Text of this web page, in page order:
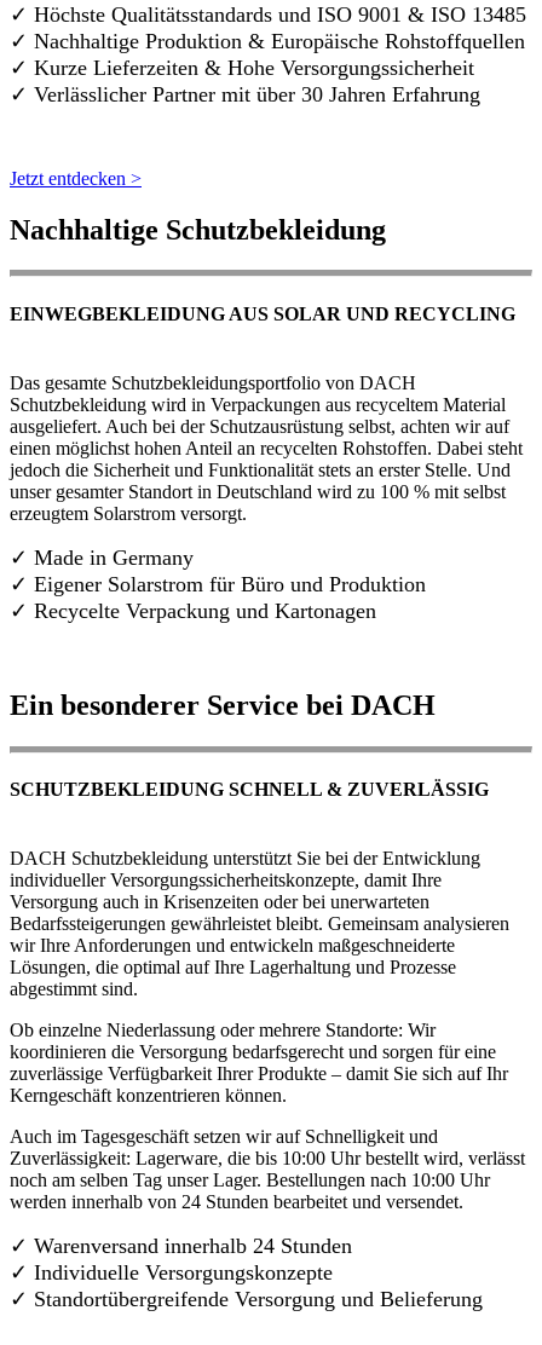
✓ Höchste Qualitätsstandards und ISO 9001 & ISO 13485
✓ Nachhaltige Produktion & Europäische Rohstoffquellen
✓ Kurze Lieferzeiten & Hohe Versorgungssicherheit
✓ Verlässlicher Partner mit über 30 Jahren Erfahrung
Jetzt entdecken >
Nachhaltige Schutzbekleidung
EINWEGBEKLEIDUNG AUS SOLAR UND RECYCLING
Das gesamte Schutzbekleidungsportfolio von DACH
Schutzbekleidung wird in Verpackungen aus recyceltem Material
ausgeliefert. Auch bei der Schutzausrüstung selbst, achten wir auf
einen möglichst hohen Anteil an recycelten Rohstoffen. Dabei steht
jedoch die Sicherheit und Funktionalität stets an erster Stelle. Und
unser gesamter Standort in Deutschland wird zu 100 % mit selbst
erzeugtem Solarstrom versorgt.
✓ Made in Germany
✓ Eigener Solarstrom für Büro und Produktion
✓ Recycelte Verpackung und Kartonagen
Ein besonderer Service bei DACH
SCHUTZBEKLEIDUNG SCHNELL & ZUVERLÄSSIG
DACH Schutzbekleidung unterstützt Sie bei der Entwicklung
individueller Versorgungssicherheitskonzepte, damit Ihre
Versorgung auch in Krisenzeiten oder bei unerwarteten
Bedarfssteigerungen gewährleistet bleibt. Gemeinsam analysieren
wir Ihre Anforderungen und entwickeln maßgeschneiderte
Lösungen, die optimal auf Ihre Lagerhaltung und Prozesse
abgestimmt sind.
Ob einzelne Niederlassung oder mehrere Standorte: Wir
koordinieren die Versorgung bedarfsgerecht und sorgen für eine
zuverlässige Verfügbarkeit Ihrer Produkte – damit Sie sich auf Ihr
Kerngeschäft konzentrieren können.
Auch im Tagesgeschäft setzen wir auf Schnelligkeit und
Zuverlässigkeit: Lagerware, die bis 10:00 Uhr bestellt wird, verlässt
noch am selben Tag unser Lager. Bestellungen nach 10:00 Uhr
werden innerhalb von 24 Stunden bearbeitet und versendet.
✓ Warenversand innerhalb 24 Stunden
✓ Individuelle Versorgungskonzepte
✓ Standortübergreifende Versorgung und Belieferung